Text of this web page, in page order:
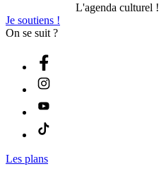
L'agenda culturel !
Je soutiens !
On se suit ?
Les plans